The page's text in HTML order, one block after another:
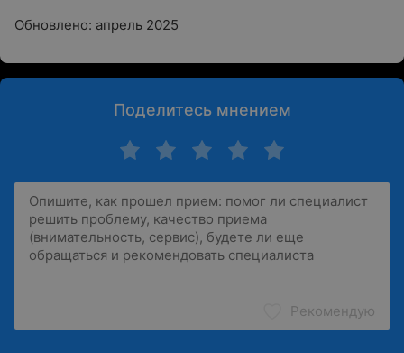
Обновлено: апрель 2025
Поделитесь мнением
Рекомендую